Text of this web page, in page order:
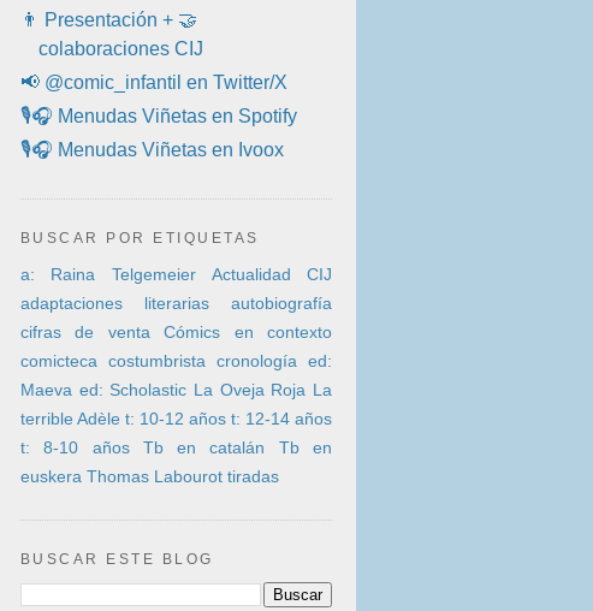
👨 Presentación + 🤝
colaboraciones CIJ
📢 @comic_infantil en Twitter/X
🎙️🎧 Menudas Viñetas en Spotify
🎙️🎧 Menudas Viñetas en Ivoox
BUSCAR POR ETIQUETAS
a: Raina Telgemeier
Actualidad CIJ
adaptaciones literarias
autobiografía
cifras de venta
Cómics en contexto
comicteca
costumbrista cronología
ed:
Maeva ed: Scholastic La Oveja Roja La
terrible Adèle t: 10-12 años t: 12-14 años
t: 8-10 años
Tb en catalán
Tb en
euskera Thomas Labourot tiradas
BUSCAR ESTE BLOG